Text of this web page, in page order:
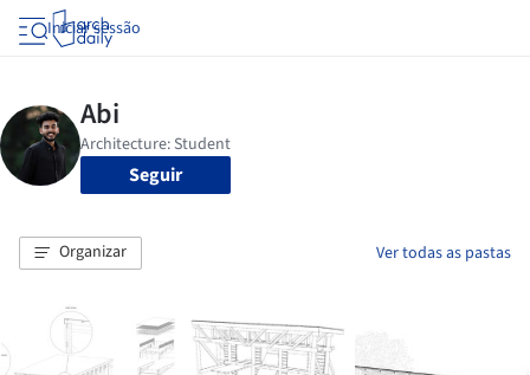
Iniciar sessão
Seguir
Organizar Ver todas as pastas